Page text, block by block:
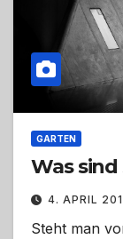
GARTEN
Was
4. APRIL
Steht man